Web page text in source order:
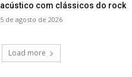
acústico com clássicos do rock
5 de agosto de 2026
Load more